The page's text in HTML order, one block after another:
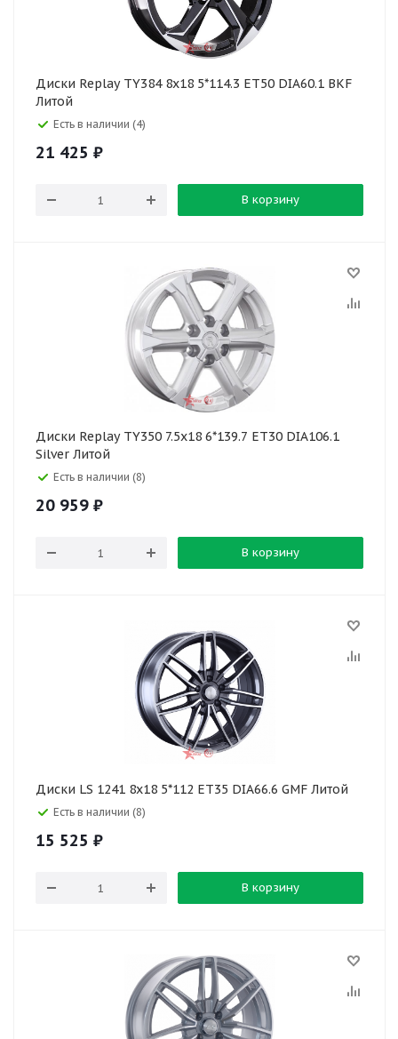
Диски Replay TY384 8x18 5*114.3 ET50 DIA60.1 BKF
Литой
Есть в наличии (4)
21 425 ₽
В корзину
Диски Replay TY350 7.5x18 6*139.7 ET30 DIA106.1
Silver Литой
Есть в наличии (8)
20 959 ₽
В корзину
Диски LS 1241 8x18 5*112 ET35 DIA66.6 GMF Литой
Есть в наличии (8)
15 525 ₽
В корзину